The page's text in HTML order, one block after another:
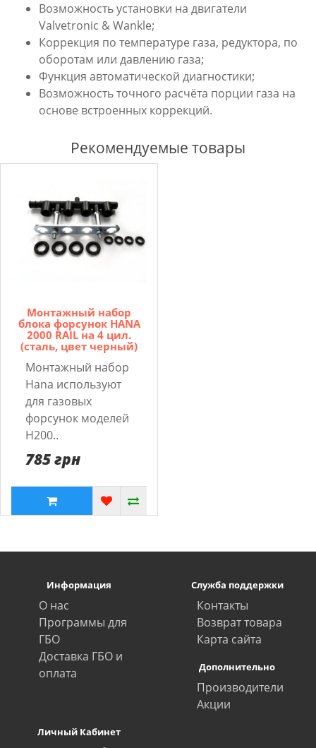
Возможность установки на двигатели
Valvetronic & Wankle;
Коррекция по температуре газа, редуктора, по
оборотам или давлению газа;
Функция автоматической диагностики;
Возможность точного расчёта порции газа на
основе встроенных коррекций.
Рекомендуемые товары
Монтажный набор
блока форсунок HANA
2000 RAIL на 4 цил.
(сталь, цвет черный)
Монтажный набор
Hana используют
для газовых
форсунок моделей
H200..
785 грн
Информация
О нас
Программы для
ГБО
Доставка ГБО и
оплата
Служба поддержки
Контакты
Возврат товара
Карта сайта
Дополнительно
Производители
Акции
Личный Кабинет